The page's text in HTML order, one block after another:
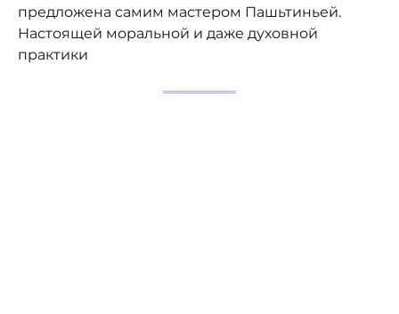
предложена самим мастером Пашьтиньей.
Настоящей моральной и даже духовной
практики